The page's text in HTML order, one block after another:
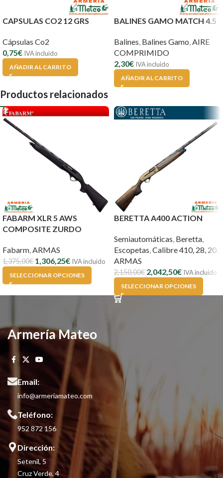
CAPSULAS CO2 12 GRS
Cápsulas Co2
0,75€ IVA incluido
AÑADIR AL CARRITO
BALINES GAMO MATCH 4.5
Balines Balines Gamo AIRE
COMPRIMIDO
2,30€ IVA incluido
AÑADIR AL CARRITO
Productos relacionados
FABARM XLR 5 AWS
COMPOSITE ZURDO
Fabarm ARMAS
1,375,00€ 1,306,25€ IVA incluido
SELECCIONAR OPCIONES
BERETTA A400 ACTION
Semiautomáticas Beretta
Escopetas Calibre 410, 28, 20
ARMAS
2,150,00€ 2,042,50€ IVA incluido
SELECCIONAR OPCIONES
Armería Mateo
Email:
info@armeriamateo.com
Teléfono:
952 872 156
Dirección:
Setenil, 5
Cruz Verde, 4